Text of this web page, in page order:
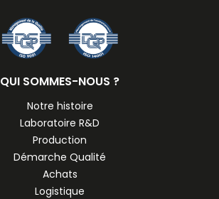
QUI SOMMES-NOUS ?
Notre histoire
Laboratoire R&D
Production
Démarche Qualité
Achats
Logistique